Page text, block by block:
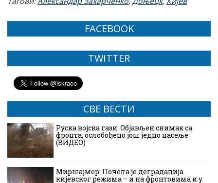
FACEBOOK
TWITTER
СВЕ ВЕСТИ
Руска војска гази: Објављен снимак са
фронта, ослобођено још једно насеље
(ВИДЕО)
Миршајмер: Почела је деградација
кијевског режима – и на фронтовима и у